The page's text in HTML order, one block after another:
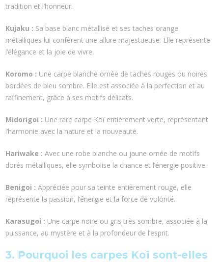
tradition et l’honneur.
Kujaku : Sa base blanc métallisé et ses taches orange
métalliques lui confèrent une allure majestueuse. Elle représente
l’élégance et la joie de vivre.
Koromo : Une carpe blanche ornée de taches rouges ou noires
bordées de bleu sombre. Elle est associée à la perfection et au
raffinement, grâce à ses motifs délicats.
Midorigoi : Une rare carpe Koï entièrement verte, représentant
l’harmonie avec la nature et la nouveauté.
Hariwake : Avec une robe blanche ou jaune ornée de motifs
dorés métalliques, elle symbolise la chance et l’énergie positive.
Benigoi : Appréciée pour sa teinte entièrement rouge, elle
représente la passion, l’énergie et la force de volonté.
Karasugoi : Une carpe noire ou gris très sombre, associée à la
puissance, au mystère et à la profondeur de l’esprit.
3. Pourquoi les carpes Koï sont-elles